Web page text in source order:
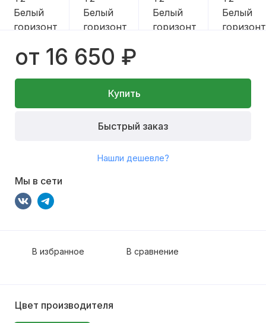
от 16 650 ₽
Купить
Быстрый заказ
Нашли дешевле?
Мы в сети
В избранное В сравнение
Цвет производителя